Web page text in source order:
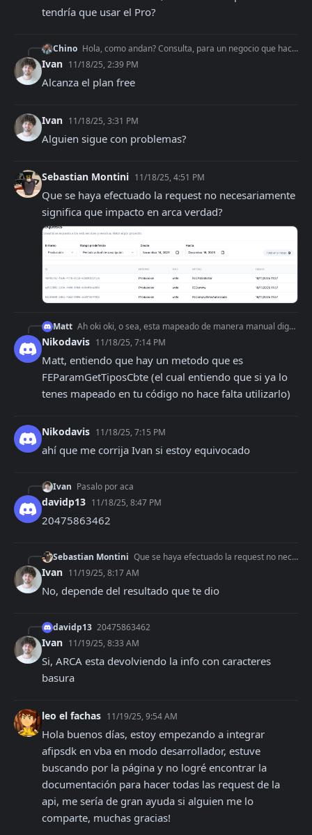
tendría que usar el Pro?
Chino Hola, como andan? Consulta, para un negocio que hace 100 facturas al mes, me alcanza el plan free o tendría que usar el Pro?
Ivan 11/18/25, 2:39 PM
Alcanza el plan free
Ivan 11/18/25, 3:31 PM
Alguien sigue con problemas?
Sebastian Montini 11/18/25, 4:51 PM
Que se haya efectuado la request no necesariamente
significa que impacto en arca verdad?
Matt Ah oki oki, o sea, esta mapeado de manera manual digamos, si el emisor es C, solo va a poder emitir comprobantes C pero lo tienen mapeado ustedes, no que afip t
Nikodavis 11/18/25, 7:14 PM
Matt, entiendo que hay un metodo que es
FEParamGetTiposCbte (el cual entiendo que si ya lo
tenes mapeado en tu código no hace falta utilizarlo)
Nikodavis 11/18/25, 7:15 PM
ahí que me corrija Ivan si estoy equivocado
Ivan Pasalo por aca
davidp13 11/18/25, 8:47 PM
20475863462
Sebastian Montini Que se haya efectuado la request no necesariamente significa que impacto en arca verdad?
Ivan 11/19/25, 8:17 AM
No, depende del resultado que te dio
davidp13 20475863462
Ivan 11/19/25, 8:33 AM
Si, ARCA esta devolviendo la info con caracteres
basura
leo el fachas 11/19/25, 9:54 AM
Hola buenos días, estoy empezando a integrar
afipsdk en vba en modo desarrollador, estuve
buscando por la página y no logré encontrar la
documentación para hacer todas las request de la
api, me sería de gran ayuda si alguien me lo
comparte, muchas gracias!